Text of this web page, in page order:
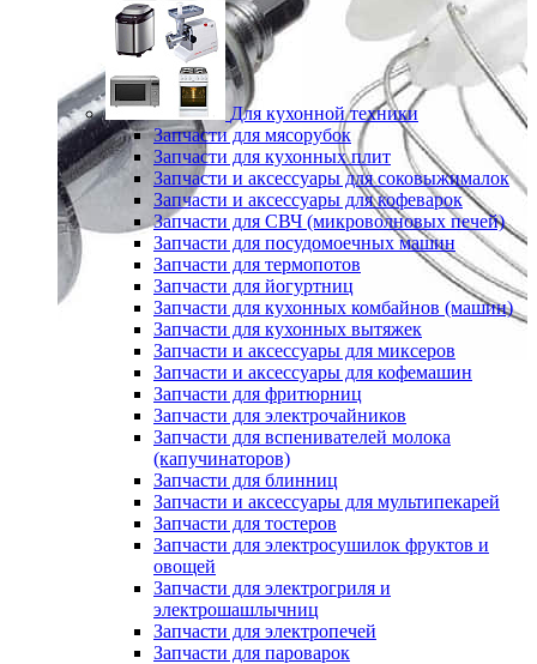
Для кухонной техники
Запчасти для мясорубок
Запчасти для кухонных плит
Запчасти и аксессуары для соковыжималок
Запчасти и аксессуары для кофеварок
Запчасти для СВЧ (микроволновых печей)
Запчасти для посудомоечных машин
Запчасти для термопотов
Запчасти для йогуртниц
Запчасти для кухонных комбайнов (машин)
Запчасти для кухонных вытяжек
Запчасти и аксессуары для миксеров
Запчасти и аксессуары для кофемашин
Запчасти для фритюрниц
Запчасти для электрочайников
Запчасти для вспенивателей молока
(капучинаторов)
Запчасти для блинниц
Запчасти и аксессуары для мультипекарей
Запчасти для тостеров
Запчасти для электросушилок фруктов и
овощей
Запчасти для электрогриля и
электрошашлычниц
Запчасти для электропечей
Запчасти для пароварок